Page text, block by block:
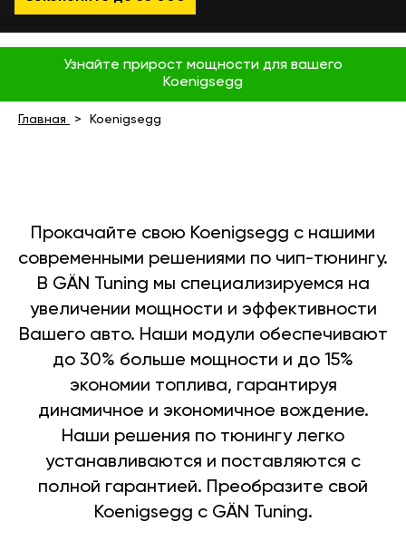
Узнайте прирост мощности для вашего
Koenigsegg
Главная Koenigsegg
Прокачайте свою Koenigsegg с нашими
современными решениями по чип-тюнингу.
В GÄN Tuning мы специализируемся на
увеличении мощности и эффективности
Вашего авто. Наши модули обеспечивают
до 30% больше мощности и до 15%
экономии топлива, гарантируя
динамичное и экономичное вождение.
Наши решения по тюнингу легко
устанавливаются и поставляются с
полной гарантией. Преобразите свой
Koenigsegg с GÄN Tuning.